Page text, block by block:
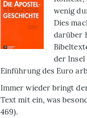
wenig
Dies
darüber
der Insel
Einführung des Euro
Immer wieder bringt
Text mit ein, was
469).